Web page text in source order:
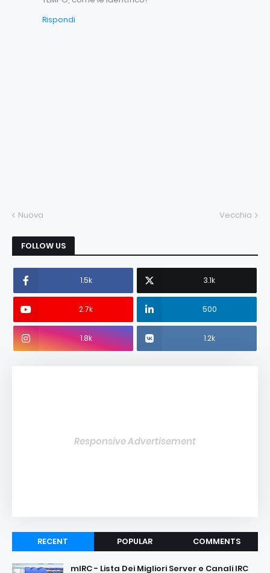
Rispondi
Nuova Vecchia
FOLLOW US
1.5k 3.1k
2.7k 500
1.8k 1.2k
Responsive Advertisement
RECENT POPULAR COMMENTS
mIRC - Lista Dei Migliori Server e Canali IRC